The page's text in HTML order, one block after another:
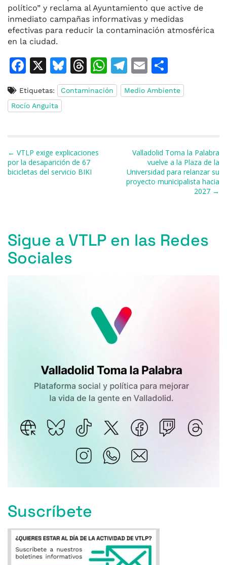
político” y reclama al Ayuntamiento que active de
inmediato campañas informativas y medidas
efectivas para reducir la contaminación atmosférica
en la ciudad.
F
c
e
o
o
k
X
Bl
u
e
y
T
h
re
s
W
h
at
T
el
e
m
E
m
ai
o
m
ti
r
Etiquetas: Contaminación
Medio Ambiente
Rocío Anguita
Navegación de entradas
← VTLP exige explicaciones
por la desaparición de 67
bicicletas del servicio BIKI
Valladolid Toma la Palabra
vuelve a la Plaza de la
Universidad para relanzar su
proyecto municipalista hacia
2027 →
Sigue a VTLP en las Redes
Sociales
Suscríbete